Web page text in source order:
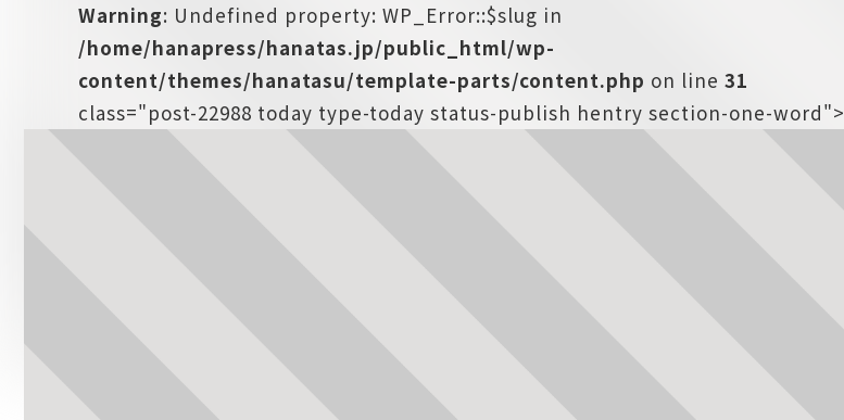
Warning: Undefined property: WP_Error::$slug in
/home/hanapress/hanatas.jp/public_html/wp-
content/themes/hanatasu/template-parts/content.php on line 31
class="post-22988 today type-today status-publish hentry section-one-word">